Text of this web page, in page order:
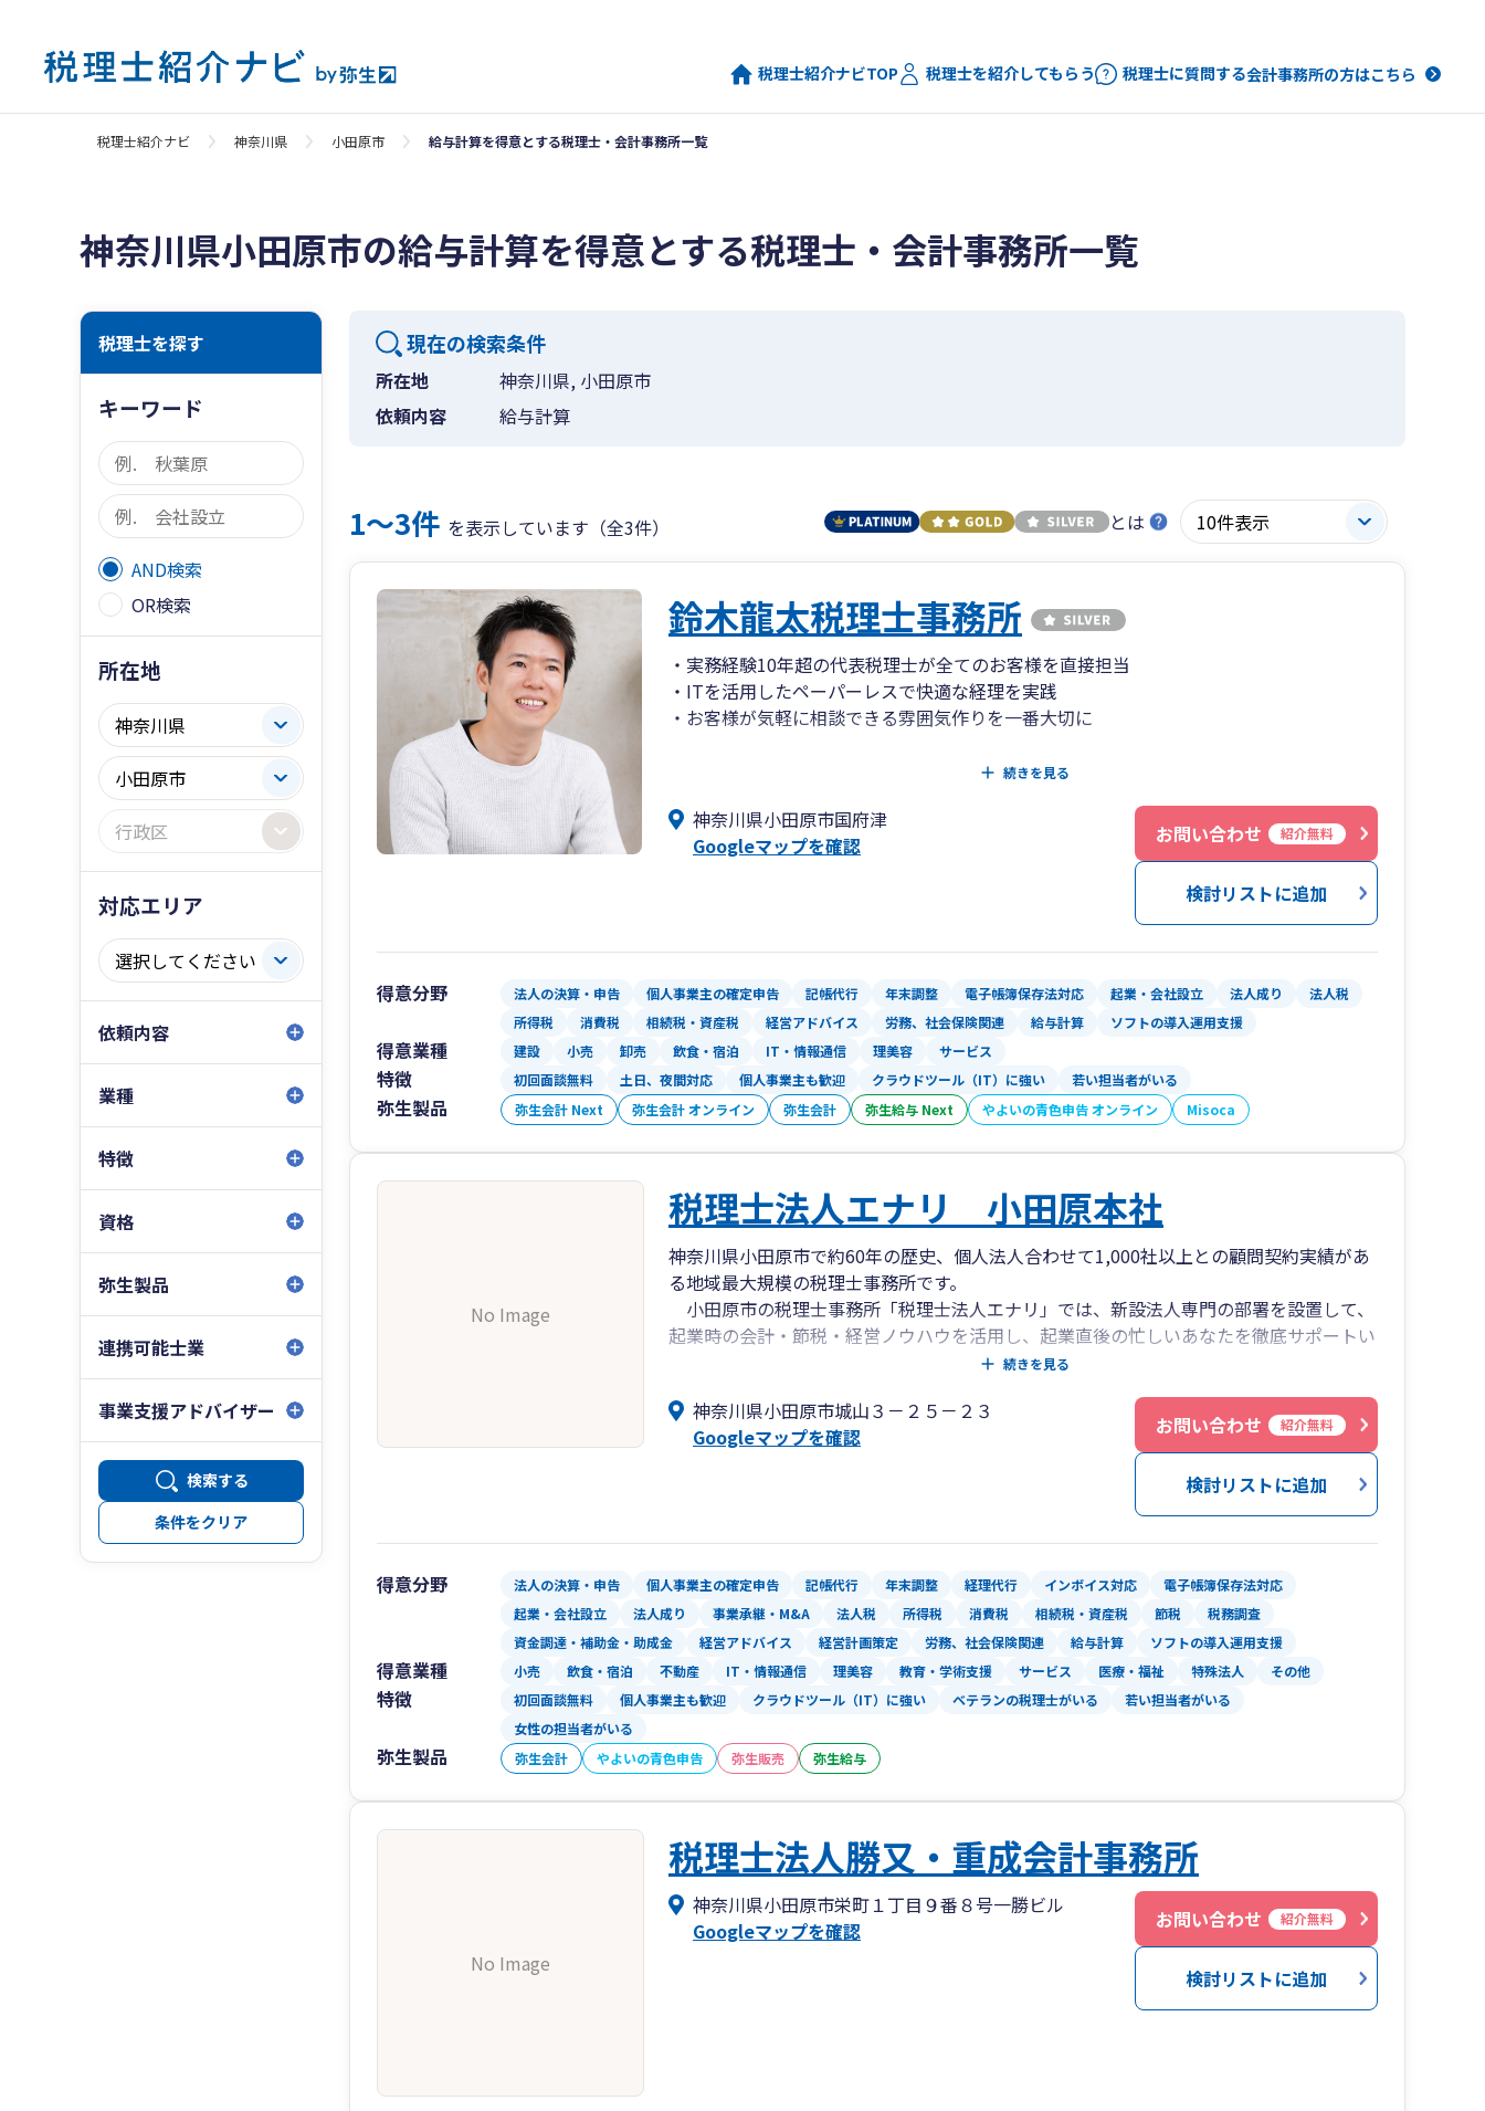
税理士紹介ナビTOP 税理士を紹介してもらう 税理士に質問する会計事務所の方はこちら
税理士紹介ナビ 神奈川県 小田原市 給与計算を得意とする税理士・会計事務所一覧
神奈川県小田原市の給与計算を得意とする税理士・会計事務所一覧
税理士を探す
キーワード
AND検索
OR検索
所在地
対応エリア
依頼内容
業種
特徴
資格
弥生製品
連携可能士業
事業支援アドバイザー
検索する
条件をクリア
現在の検索条件
所在地
神奈川県, 小田原市
依頼内容
給与計算
1〜3件 を表示しています（全3件） とは
鈴木龍太税理士事務所
・実務経験10年超の代表税理士が全てのお客様を直接担当
・ITを活用したペーパーレスで快適な経理を実践
・お客様が気軽に相談できる雰囲気作りを一番大切に
小田原市で活動している小さな会社とフリーランス専門の税理士です。
り、顧問先のお客様と一緒にペーパーレスで快適な経理を実践しております。
当事務所は担当者によりサービスの質が変わることを避ける為、全てのお客様を実務経験
ノーライセンスのスタッフや経験の浅いスタッフがお客様の担当者になることはありませ
んので、ご安心ください。
私のホームページに事務所の特徴や料金表等を詳しく記載しておりますので、是非ご覧く
ださい。
続きを見る
神奈川県小田原市国府津
Googleマップを確認
お問い合わせ 紹介無料
検討リストに追加
得意分野 法人の決算・申告 個人事業主の確定申告 記帳代行 年末調整 電子帳簿保存法対応 起業・会社設立 法人成り
法人税
所得税
消費税 相続税・資産税 経営アドバイス 労務、社会保険関連 給与計算 ソフトの導入運用支援
得意業種 建設 小売 卸売 飲食・宿泊 IT・情報通信 理美容 サービス
特徴 初回面談無料 土日、夜間対応 個人事業主も歓迎 クラウドツール（IT）に強い 若い担当者がいる
弥生製品 弥生会計 Next 弥生会計 オンライン 弥生会計 弥生給与 Next やよいの青色申告 オンライン Misoca
No Image
税理士法人エナリ 小田原本社
神奈川県小田原市で約60年の歴史、個人法人合わせて1,000社以上との顧問契約実績があ
る地域最大規模の税理士事務所です。
小田原市の税理士事務所「税理士法人エナリ」では、新設法人専門の部署を設置して、
起業時の会計・節税・経営ノウハウを活用し、起業直後の忙しいあなたを徹底サポートい
融機関をご紹介。
さらに、融資手続きに必要な書類の作成、事業計画書の作成もサポートいたします。
続きを見る
神奈川県小田原市城山３－２５－２３
Googleマップを確認
お問い合わせ 紹介無料
検討リストに追加
得意分野 法人の決算・申告 個人事業主の確定申告 記帳代行 年末調整 経理代行 インボイス対応
電子帳簿保存法対応
起業・会社設立
法人成り 事業承継・M&A 法人税 所得税 消費税 相続税・資産税 節税
税務調査
資金調達・補助金・助成金
経営アドバイス 経営計画策定 労務、社会保険関連 給与計算 ソフトの導入運用支援
得意業種 小売 飲食・宿泊 不動産 IT・情報通信 理美容 教育・学術支援 サービス 医療・福祉 特殊法人 その他
特徴 初回面談無料 個人事業主も歓迎 クラウドツール（IT）に強い ベテランの税理士がいる
若い担当者がいる
女性の担当者がいる
弥生製品 弥生会計 やよいの青色申告 弥生販売 弥生給与
No Image
税理士法人勝又・重成会計事務所
神奈川県小田原市栄町１丁目９番８号一勝ビル
Googleマップを確認
お問い合わせ 紹介無料
検討リストに追加